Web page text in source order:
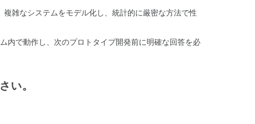
雑なシステムをモデル化し、統計的に厳密な方法で性
で動作し、次のプロトタイプ開発前に明確な回答を必
い。